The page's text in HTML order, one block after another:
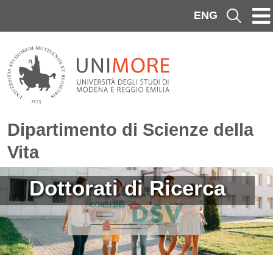
ENG Cerca
Dipartimento di Scienze della
Vita
Immagine
Dottorati di Ricerca